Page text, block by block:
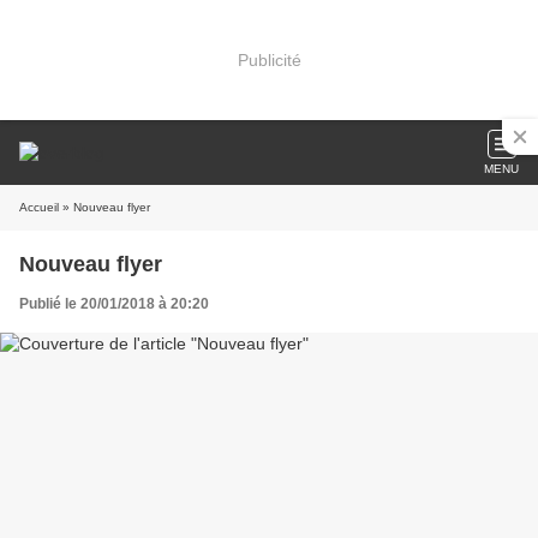
Publicité
MENU
Accueil » Nouveau flyer
Nouveau flyer
Publié le 20/01/2018 à 20:20